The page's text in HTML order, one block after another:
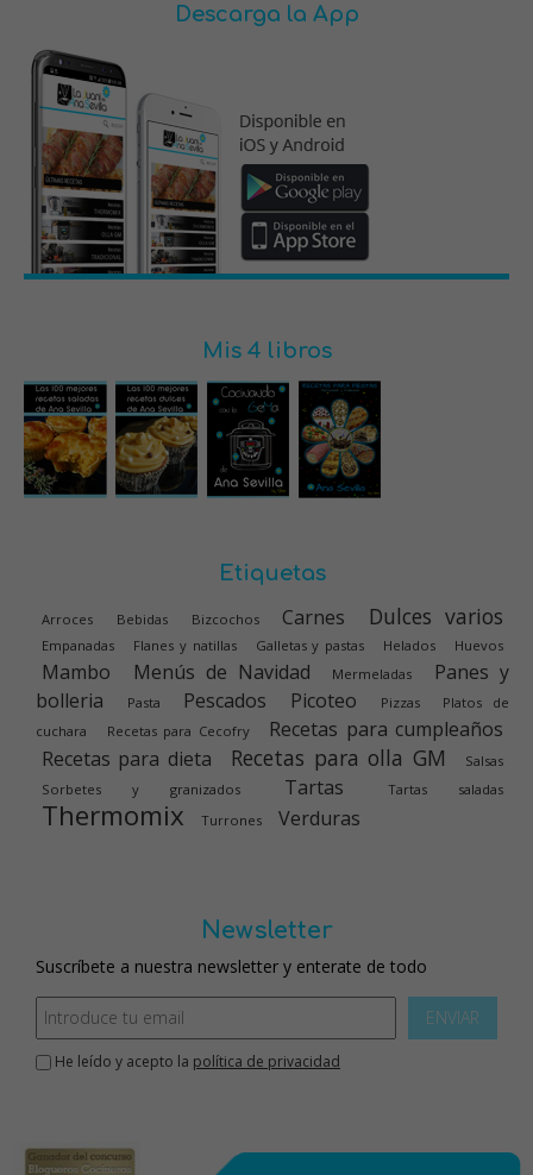
Descarga la App
Mis 4 libros
Etiquetas
Arroces Bebidas Bizcochos Carnes Dulces varios
Empanadas Flanes y natillas Galletas y pastas Helados Huevos
Mambo Menús de Navidad Mermeladas
Panes y
bolleria
Pasta Pescados Picoteo Pizzas
Platos de
cuchara
Recetas para Cecofry
Recetas para cumpleaños
Recetas para dieta
Recetas para olla GM
Salsas
Sorbetes y granizados
Tartas Tartas saladas
Thermomix Turrones Verduras
Newsletter
Suscríbete a nuestra newsletter y enterate de todo
ENVIAR
He leído y acepto la política de privacidad